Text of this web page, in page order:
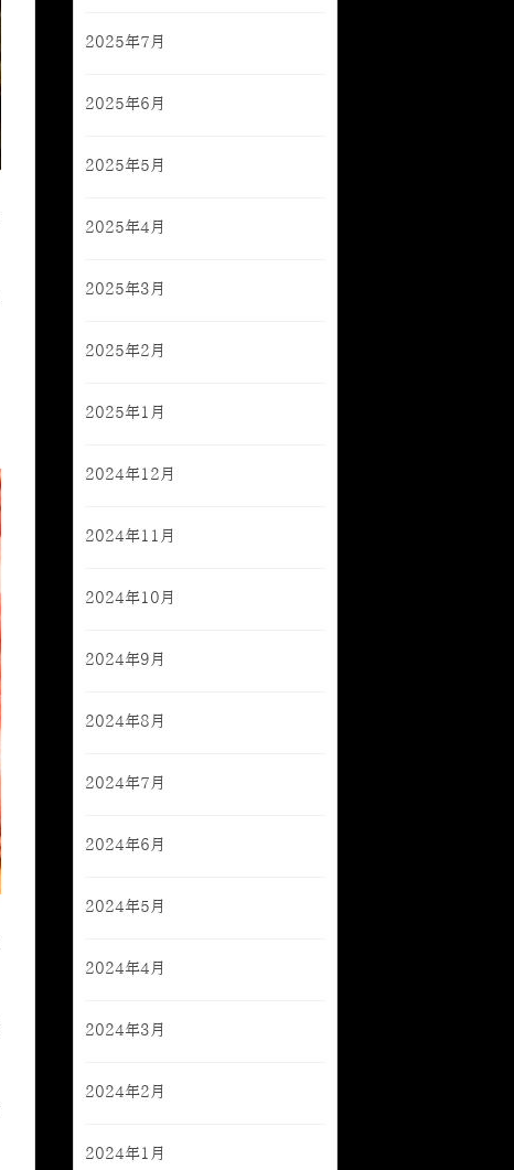
2025年7月
2025年6月
2025年5月
2025年4月
2025年3月
2025年2月
2025年1月
2024年12月
2024年11月
2024年10月
2024年9月
2024年8月
2024年7月
2024年6月
2024年5月
2024年4月
2024年3月
2024年2月
2024年1月